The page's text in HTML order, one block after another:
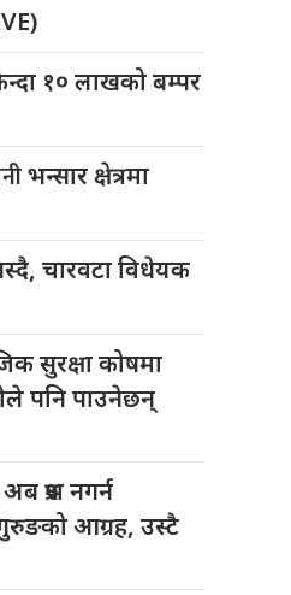
१० लाखको बम्पर
भन्सार क्षेत्रमा
चारवटा विधेयक
सुरक्षा कोषमा
पनि पाउनेछन्
प्रश्न नगर्न
आग्रह, उस्टै